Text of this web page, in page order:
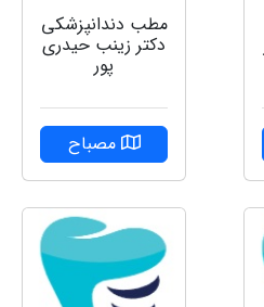
مطب دندانپزشکی
دکتر زینب حیدری
پور
مصباح